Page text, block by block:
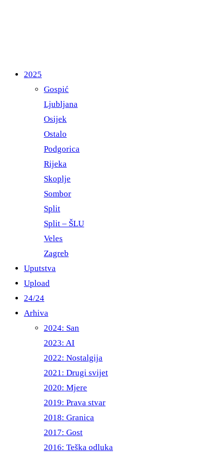
2025
Gospić
Ljubljana
Osijek
Ostalo
Podgorica
Rijeka
Skoplje
Sombor
Split
Split – ŠLU
Veles
Zagreb
Uputstva
Upload
24/24
Arhiva
2024: San
2023: AI
2022: Nostalgija
2021: Drugi svijet
2020: Mjere
2019: Prava stvar
2018: Granica
2017: Gost
2016: Teška odluka